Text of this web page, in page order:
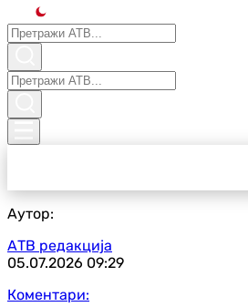
Аутор:
АТВ редакција
05.07.2026 09:29
Коментари: